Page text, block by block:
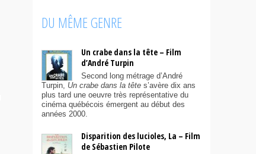
DU MÊME GENRE
Un crabe dans la tête – Film
d’André Turpin
Second long métrage d’André
Turpin, Un crabe dans la tête s’avère dix ans
plus tard une oeuvre très représentative du
cinéma québécois émergent au début des
années 2000.
Disparition des lucioles, La – Film
de Sébastien Pilote